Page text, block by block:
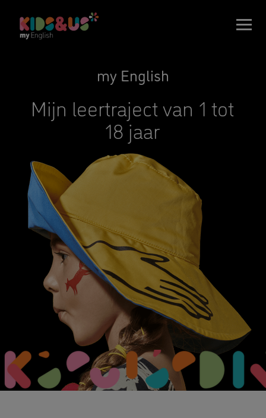
my English
Mijn leertraject van 1 tot
18 jaar